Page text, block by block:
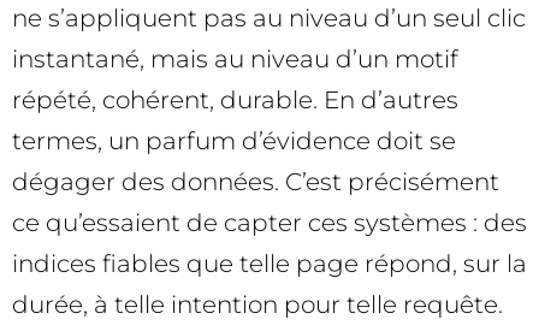
ne s’appliquent pas au niveau d’un seul clic
instantané, mais au niveau d’un motif
répété, cohérent, durable. En d’autres
termes, un parfum d’évidence doit se
dégager des données. C’est précisément
ce qu’essaient de capter ces systèmes : des
indices fiables que telle page répond, sur la
durée, à telle intention pour telle requête.